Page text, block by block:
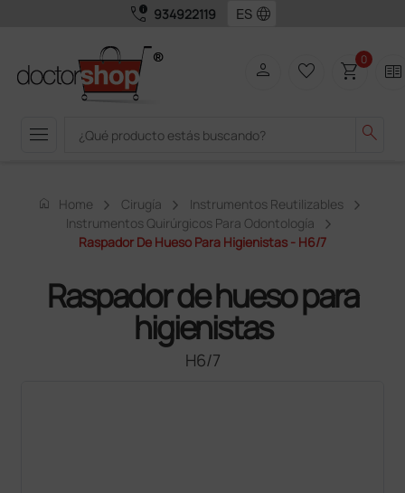
call_quality 934922119 language
menu search
person favorite_border shopping_cart0 two_pager
home Home Cirugía
Instrumentos Reutilizables
Instrumentos Quirúrgicos Para Odontología
Raspador De Hueso Para Higienistas - H6/7
Raspador de hueso para
higienistas
H6/7